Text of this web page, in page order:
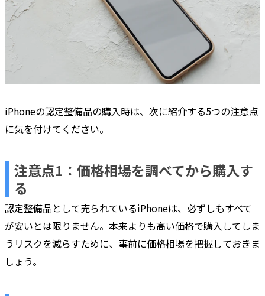
iPhoneの認定整備品の購入時は、次に紹介する5つの注意点
に気を付けてください。
注意点1：価格相場を調べてから購入す
る
認定整備品として売られているiPhoneは、必ずしもすべて
が安いとは限りません。本来よりも高い価格で購入してしま
うリスクを減らすために、事前に価格相場を把握しておきま
しょう。